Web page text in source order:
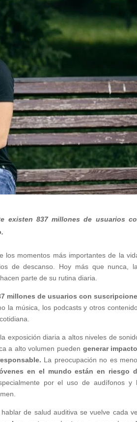
existen 837 millones de usuarios
los momentos más importantes de la
de descanso. Hoy más que nunca,
parte de su rutina diaria.
millones de usuarios con
la música, los podcasts y otros
exposición diaria a altos niveles de
a alto volumen pueden generar
La preocupación no es
en el mundo están en riesgo
por el uso de audífonos y
de salud auditiva se vuelve cada